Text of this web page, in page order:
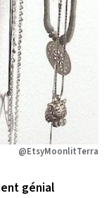
@EtsyMoonlitTerra
génial